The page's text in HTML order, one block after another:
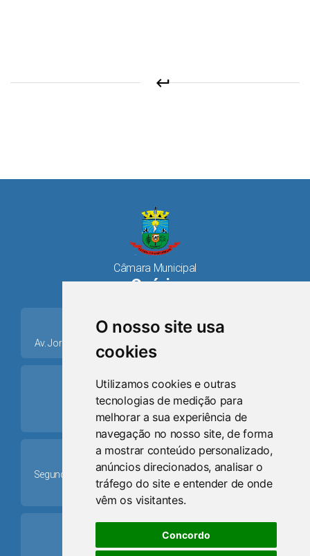
O nosso site usa
cookies
Utilizamos cookies e outras
tecnologias de medição para
melhorar a sua experiência de
navegação no nosso site, de forma
a mostrar conteúdo personalizado,
anúncios direcionados, analisar o
tráfego do site e entender de onde
vêm os visitantes.
Concordo
keyboard_return
Câmara Municipal
Osório
place
Av. Jorge Dariva, 1211, Centro CEP: 95520.000 - Osório/RS
ring_volume
Telefone
(51) 9 8024-0884
Schedule
Segunda-feira a Sexta-feira: 08h às 12h e das 13h30min às
17h30min
mail
Email